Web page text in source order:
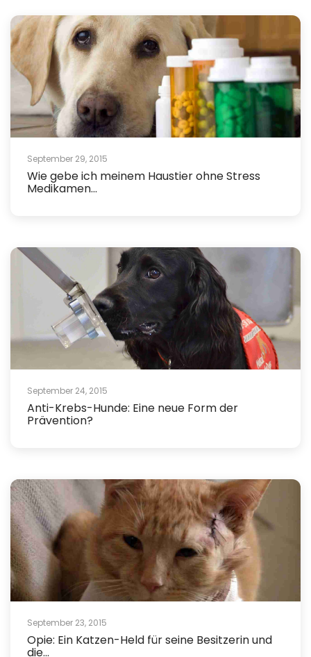
September 29, 2015
Wie gebe ich meinem Haustier ohne Stress
Medikamen...
September 24, 2015
Anti-Krebs-Hunde: Eine neue Form der
Prävention?
September 23, 2015
Opie: Ein Katzen-Held für seine Besitzerin und
die...